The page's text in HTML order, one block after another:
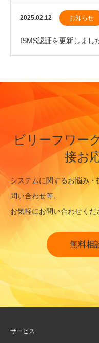
張メッセ）
2025.02.12 お知らせ
ISMS認証を更新しまし
ビリーフワー
接お
システムに関するお悩み
問い合わせ等、
お気軽にお問い合わせくだ
無料相
サービス